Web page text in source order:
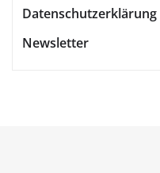
Datenschutzerklärung
Newsletter